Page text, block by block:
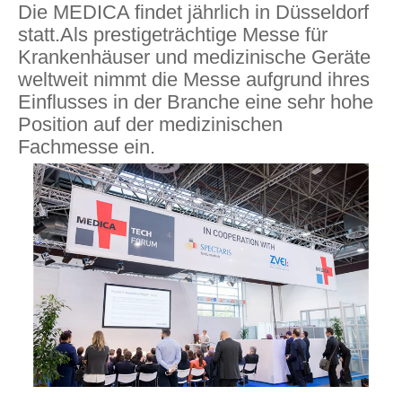
Die MEDICA findet jährlich in Düsseldorf
statt.Als prestigeträchtige Messe für
Krankenhäuser und medizinische Geräte
weltweit nimmt die Messe aufgrund ihres
Einflusses in der Branche eine sehr hohe
Position auf der medizinischen
Fachmesse ein.